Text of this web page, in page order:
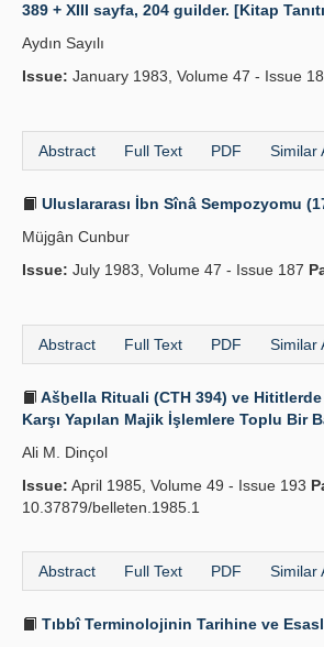
389 + XIII sayfa, 204 guilder. [Kitap
Aydın Sayılı
Issue: January 1983, Volume 47 - Issue
Abstract Full Text PDF Similar
Uluslararası İbn Sînâ Sempozyomu
Müjgân Cunbur
Issue: July 1983, Volume 47 - Issue 187
Abstract Full Text PDF Similar
Ašḫella Rituali (CTH 394) ve Hititlerde
Karşı Yapılan Majik İşlemlere Toplu Bir
Ali M. Dinçol
Issue: April 1985, Volume 49 - Issue 193
10.37879/belleten.1985.1
Abstract Full Text PDF Similar
Tıbbî Terminolojinin Tarihine ve